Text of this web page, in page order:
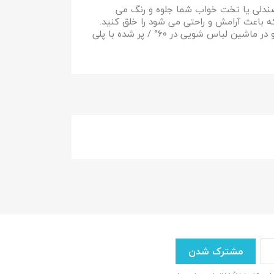
یا تخت خواب شما جلوه و رنگ می
باعث آرامش و راحتی می شود را خلق کنید.
رویه 100% پنبه، قابل شستشو در ماشین لباس شویی در 60° / پر شده با پلی